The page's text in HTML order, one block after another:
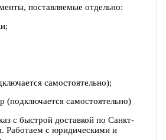
поставляемые отдельно:
самостоятельно);
(подключается самостоятельно)
с быстрой доставкой по Санкт-
Работаем с юридическими и